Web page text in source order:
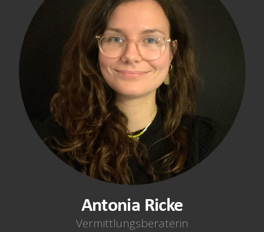
Antonia Ricke
Vermittlungsberaterin